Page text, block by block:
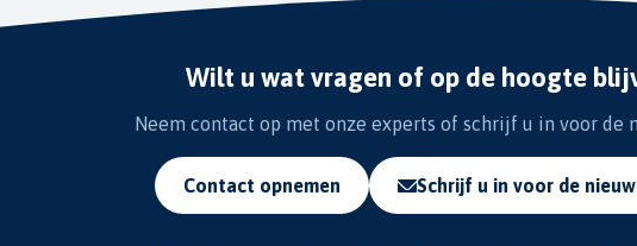
Wilt u wat vragen of op de hoogte
Neem contact op met onze experts of schrijf u in voor de
Contact opnemen Schrijf u in voor de